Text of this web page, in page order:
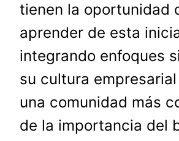
tienen la oportunidad
aprender de esta
integrando enfoques
su cultura
una comunidad más
de la importancia del